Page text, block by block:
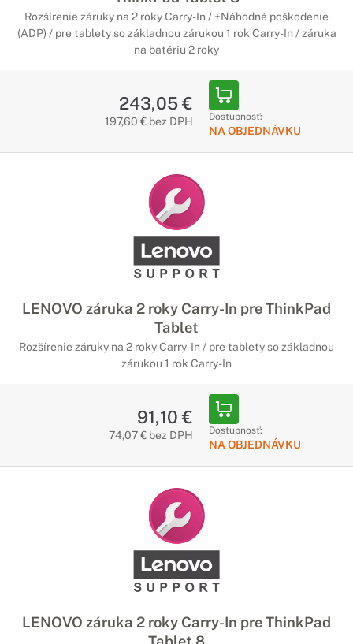
Rozšírenie záruky na 2 roky Carry-In / +Náhodné poškodenie
(ADP) / pre tablety so základnou zárukou 1 rok Carry-In / záruka
na batériu 2 roky
243,05 €
197,60 € bez DPH Dostupnosť:
NA OBJEDNÁVKU
LENOVO záruka 2 roky Carry-In pre ThinkPad
Tablet
Rozšírenie záruky na 2 roky Carry-In / pre tablety so základnou
zárukou 1 rok Carry-In
91,10 €
74,07 € bez DPH Dostupnosť:
NA OBJEDNÁVKU
LENOVO záruka 2 roky Carry-In pre ThinkPad